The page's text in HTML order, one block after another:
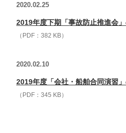
2020.02.25
2019年度下期「事故防止推進会
（PDF：382 KB）
2020.02.10
2019年度「会社・船舶合同演習
（PDF：345 KB）